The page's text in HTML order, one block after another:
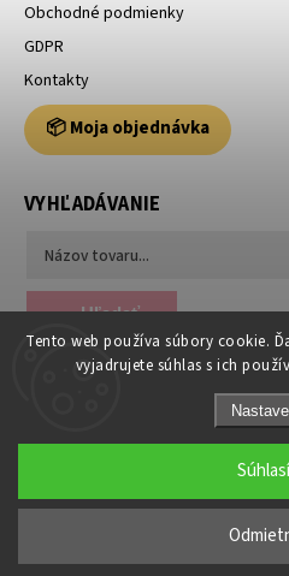
Tento web používa súbory cookie.
vyjadrujete súhlas s ich
Obchodné podmienky
GDPR
Kontakty
📦 Moja objednávka
VYHĽADÁVANIE
Hľadať
Copyright 2026
Grafický návrh vytvořil a